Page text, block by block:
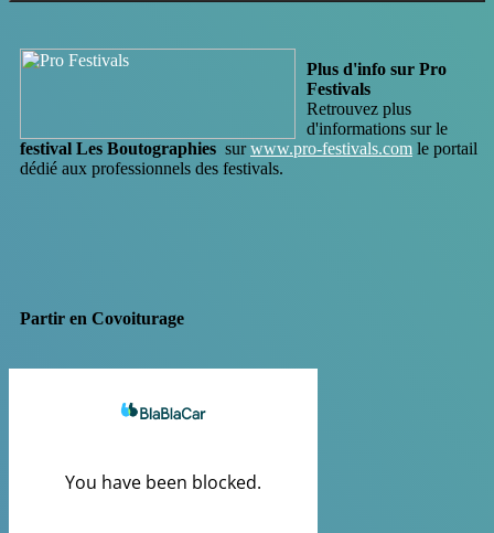
Plus d'info sur Pro
Festivals
Retrouvez plus
d'informations sur le
festival Les Boutographies surwww.pro-festivals.com le portail
dédié aux professionnels des festivals.
Partir en Covoiturage